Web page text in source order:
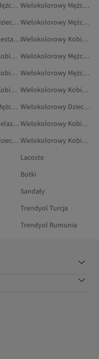
Wielokolorowy Mężczyźni Kurtki
Wielokolorowy Mężczyźni Kurtki Zimowe
Wielokolorowy Dzieci Zestawy Dwuczęściowe
Wielokolorowy Mężczyźni Zestawy Piżamowe
Wielokolorowy Zestawy Dwuczęściowe
Wielokolorowy Kobiety Płaszcze I Kurtki
Wielokolorowy Kobiety Kapcie Skarpetkowe
Wielokolorowy Mężczyźni Spodnie Dresowe Plus Size
Wielokolorowy Kobiety Zestawy Dwuczęściowe
Wielokolorowy Mężczyźni Koszule
Wielokolorowy Kobiety Szaliki I Szale
Wielokolorowy Kobiety Szaliki
Wielokolorowy Mężczyźni Spodenki Capri I Bermudy
Wielokolorowy Dzieci Płaszcze
Wielokolorowy Żelazko
Wielokolorowy Kobiety Torby Listonoszki
Wielokolorowy Dzieci Kapcie Skarpetkowe
Wielokolorowy Kobiety Szelki
Lacoste
Botki
Sandały
Trendyol Turcja
Trendyol Rumunia